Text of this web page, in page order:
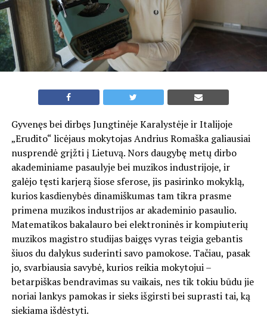
Gyvenęs bei dirbęs Jungtinėje Karalystėje ir Italijoje
„Erudito“ licėjaus mokytojas Andrius Romaška galiausiai
nusprendė grįžti į Lietuvą. Nors daugybę metų dirbo
akademiniame pasaulyje bei muzikos industrijoje, ir
galėjo tęsti karjerą šiose sferose, jis pasirinko mokyklą,
kurios kasdienybės dinamiškumas tam tikra prasme
primena muzikos industrijos ar akademinio pasaulio.
Matematikos bakalauro bei elektroninės ir kompiuterių
muzikos magistro studijas baigęs vyras teigia gebantis
šiuos du dalykus suderinti savo pamokose. Tačiau, pasak
jo, svarbiausia savybė, kurios reikia mokytojui –
betarpiškas bendravimas su vaikais, nes tik tokiu būdu jie
noriai lankys pamokas ir sieks išgirsti bei suprasti tai, ką
siekiama išdėstyti.